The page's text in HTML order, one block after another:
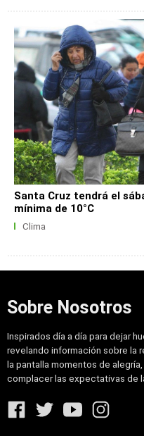
Santa Cruz tendrá el
mínima de 10°C
Clima
Sobre Nosotros
Inspirados día a día para dejar
revelando información sobre la
la pantalla momentos de
complacer las expectativas de